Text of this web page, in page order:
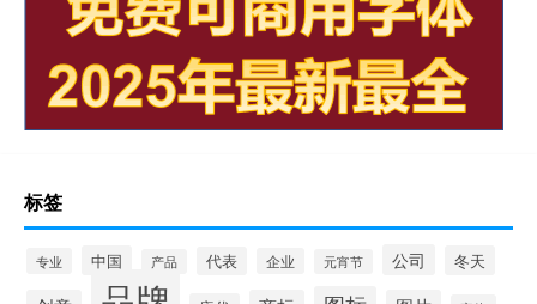
标签
专业 中国 产品 代表 企业 元宵节 公司 冬天